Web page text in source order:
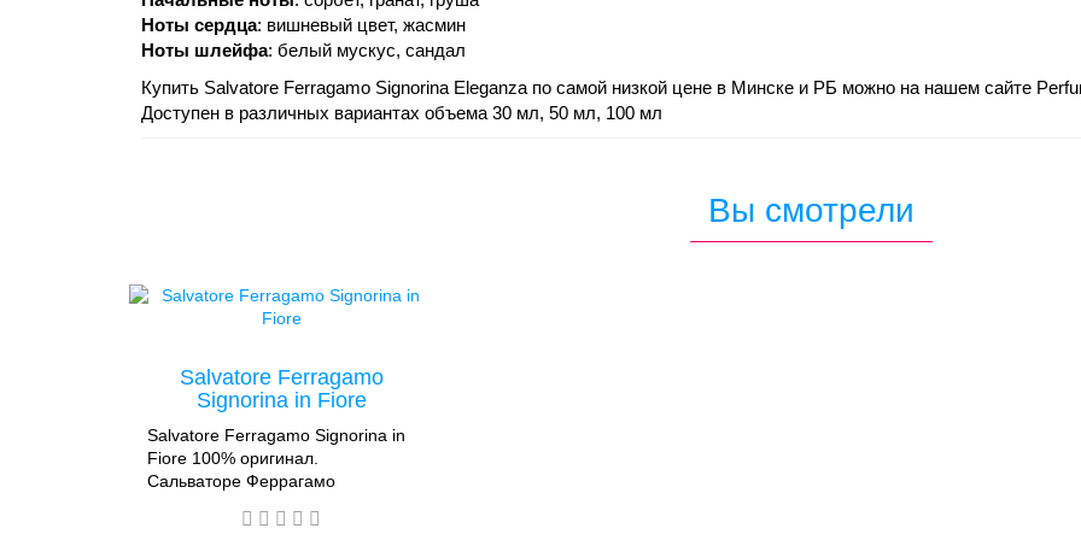
Ноты сердца: вишневый цвет, жасмин
Ноты шлейфа: белый мускус, сандал
Купить Salvatore Ferragamo Signorina Eleganza по самой низкой цене в Минске и РБ можно на нашем сайте
Доступен в различных вариантах объема 30 мл, 50 мл, 100 мл
Вы смотрели
Salvatore Ferragamo
Signorina in Fiore
Salvatore Ferragamo Signorina in
Fiore 100% оригинал.
Сальваторе Феррагамо
аромат от Salvatore